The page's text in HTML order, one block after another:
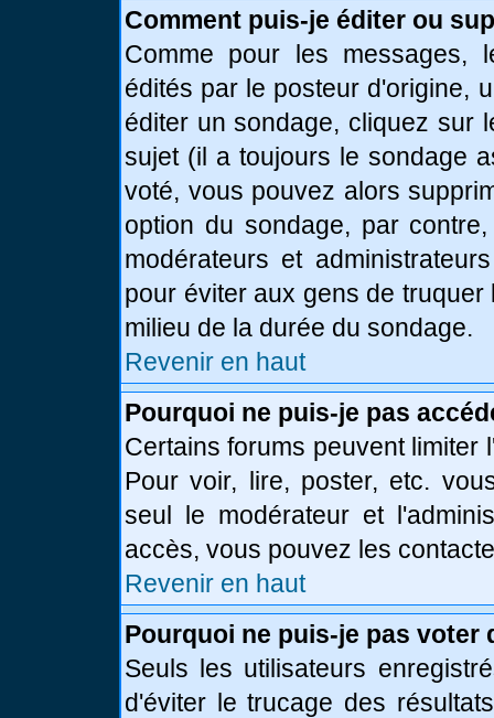
Comment puis-je éditer ou
Comme pour les messages,
édités par le posteur d'origine,
éditer un sondage, cliquez sur
sujet (il a toujours le sondage
voté, vous pouvez alors
option du sondage, par
modérateurs et
pour éviter aux gens de
milieu de la durée du sondage.
Revenir en haut
Pourquoi ne puis-je pas
Certains forums peuvent limiter
Pour voir, lire, poster, etc.
seul le modérateur et
accès, vous pouvez les
Revenir en haut
Pourquoi ne puis-je pas voter
Seuls les utilisateurs
d'éviter le trucage des